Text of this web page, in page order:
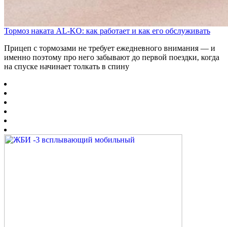
Тормоз наката AL-KO: как работает и как его обслуживать
Прицеп с тормозами не требует ежедневного внимания — и
именно поэтому про него забывают до первой поездки, когда
на спуске начинает толкать в спину